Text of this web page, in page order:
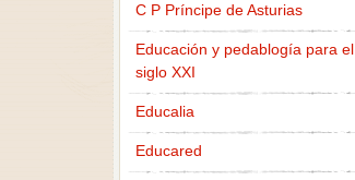
C P Príncipe de Asturias
Educación y pedablogía para el
siglo XXI
Educalia
Educared